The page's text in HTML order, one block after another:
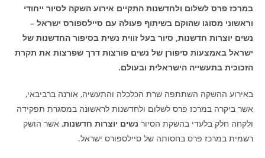
במרכז פרס לשלום ולחדשנות התקיים אירוע השקה לסיור ייחודי
וראשוני מסוגו שהוקם בשיתוף פעולה עם סיילספורס ישראל –
נשים יוצרות חדשנות, סיור בעל זווית נשית בסיפור החדשנות של
ישראל באמצעות סיפורן של נשים פורצות דרך שפרצות את תקרת
הזכוכית בתעשייה הישראלית ובעולם.
באירוע ההשקה השתתפה שרת הכלכלה והתעשיה, אורנה ברביבאי,
אשר ביקרה במרכז פרס לשלום ולחדשנות לראשונה במסגרת תפקידה
ולקחה חלק בלעדי בהשקת הסיור נשים יוצרות חדשנות, אשר הושק
רשמית במרכז פרס בחסותה של סיילספורס ישראל.